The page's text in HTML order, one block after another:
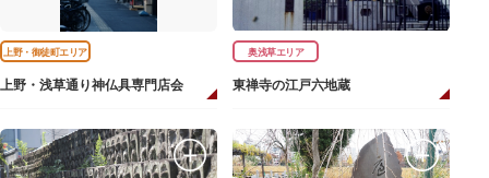
上野・御徒町エリア
上野・浅草通り神仏具専門店会
奥浅草エリア
東禅寺の江戸六地蔵